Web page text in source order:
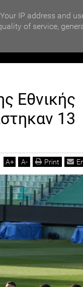
13 κρούσματα κορωνοϊού
Εθνικής
13
A+ A- Print
IP address and
of service,